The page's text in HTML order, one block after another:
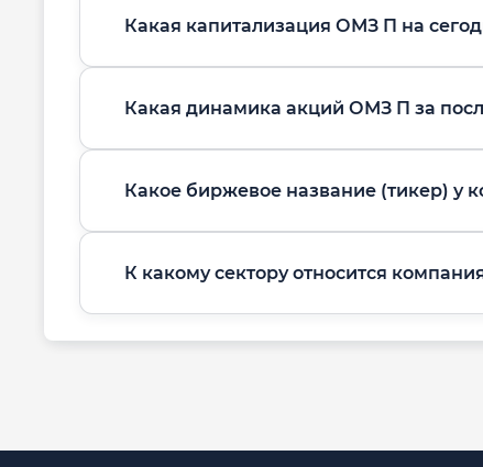
Какая капитализация ОМЗ П на
Какая динамика акций ОМЗ П за
Какое биржевое название (тикер) у
К какому сектору относится